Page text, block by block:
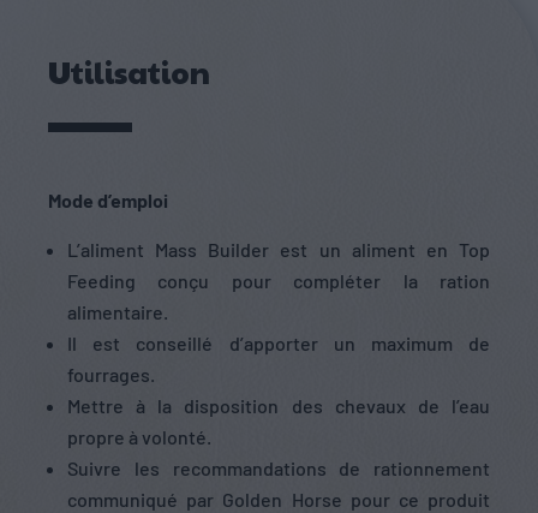
Utilisation
Mode d’emploi
L’aliment Mass Builder est un aliment en Top
Feeding conçu pour compléter la ration
alimentaire.
Il est conseillé d’apporter un maximum de
fourrages.
Mettre à la disposition des chevaux de l’eau
propre à volonté.
Suivre les recommandations de rationnement
communiqué par Golden Horse pour ce produit